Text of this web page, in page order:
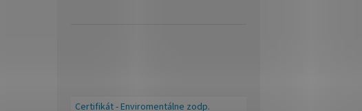
Certifikát - Enviromentálne zodp.